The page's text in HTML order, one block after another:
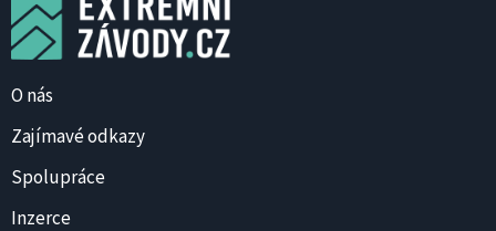
O nás
Zajímavé odkazy
Spolupráce
Inzerce